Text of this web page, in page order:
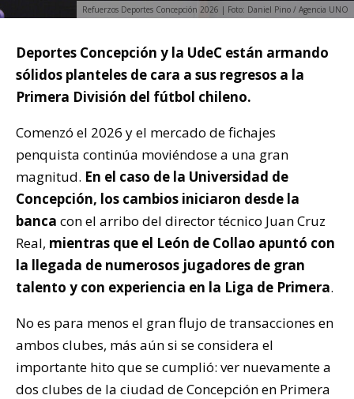
Refuerzos Deportes Concepción 2026 | Foto: Daniel Pino / Agencia UNO
Deportes Concepción y la UdeC están armando
sólidos planteles de cara a sus regresos a la
Primera División del fútbol chileno.
Comenzó el 2026 y el mercado de fichajes
penquista continúa moviéndose a una gran
magnitud. En el caso de la Universidad de
Concepción, los cambios iniciaron desde la
banca con el arribo del director técnico Juan Cruz
Real, mientras que el León de Collao apuntó con
la llegada de numerosos jugadores de gran
talento y con experiencia en la Liga de Primera.
No es para menos el gran flujo de transacciones en
ambos clubes, más aún si se considera el
importante hito que se cumplió: ver nuevamente a
dos clubes de la ciudad de Concepción en Primera